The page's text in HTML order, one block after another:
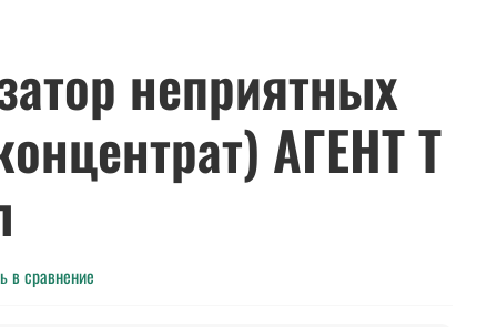
неприятных
АГЕНТ Т
в сравнение